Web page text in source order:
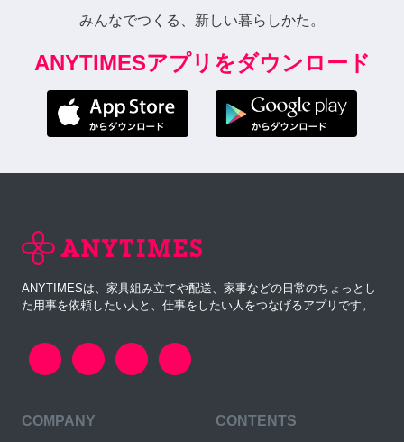
みんなでつくる、新しい暮らしかた。
ANYTIMESアプリをダウンロード
ANYTIMESは、家具組み立てや配送、家事などの日常のちょっとし
た用事を依頼したい人と、仕事をしたい人をつなげるアプリです。
COMPANY CONTENTS